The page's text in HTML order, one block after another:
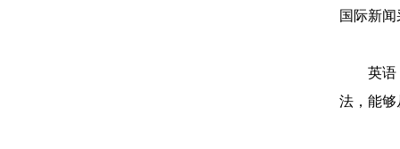
国际新
英语
法，能够